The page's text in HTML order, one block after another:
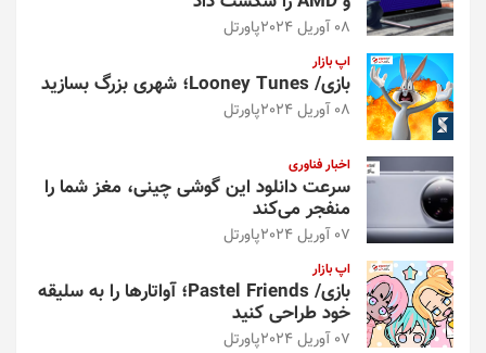
08 آوریل 2024 پاورتل
اپ بازار
بازی/ Looney Tunes؛ شهری بزرگ بسازید
08 آوریل 2024 پاورتل
اخبار فناوری
سرعت دانلود این گوشی چینی، مغز شما را
منفجر می‌کند
07 آوریل 2024 پاورتل
اپ بازار
بازی/ Pastel Friends؛ آواتارها را به سلیقه
خود طراحی کنید
07 آوریل 2024 پاورتل